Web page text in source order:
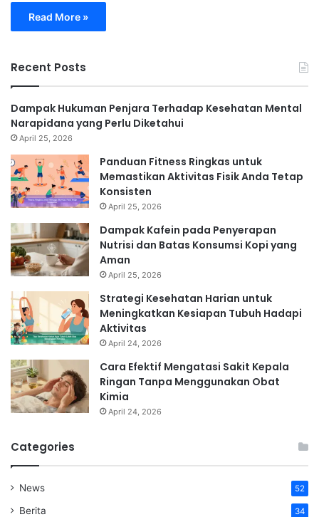
Read More »
Recent Posts
Dampak Hukuman Penjara Terhadap Kesehatan Mental
Narapidana yang Perlu Diketahui
April 25, 2026
Panduan Fitness Ringkas untuk
Memastikan Aktivitas Fisik Anda Tetap
Konsisten
April 25, 2026
Dampak Kafein pada Penyerapan
Nutrisi dan Batas Konsumsi Kopi yang
Aman
April 25, 2026
Strategi Kesehatan Harian untuk
Meningkatkan Kesiapan Tubuh Hadapi
Aktivitas
April 24, 2026
Cara Efektif Mengatasi Sakit Kepala
Ringan Tanpa Menggunakan Obat
Kimia
April 24, 2026
Categories
News 52
Berita 34